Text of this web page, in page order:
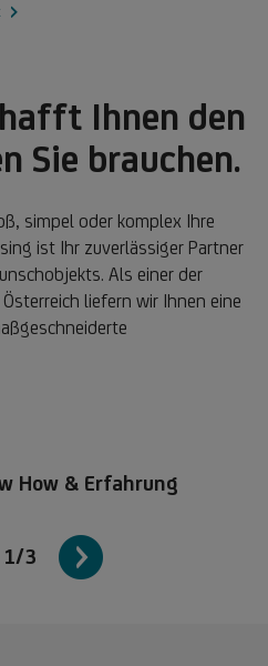
Ihnen den
Sie brauchen.
simpel oder komplex Ihre
ist Ihr zuverlässiger Partner
Als einer der
liefern wir Ihnen eine
How & Erfahrung
1/3